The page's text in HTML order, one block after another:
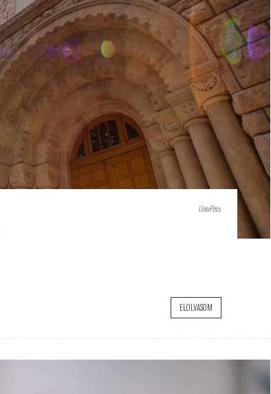
UnivPécs
ELOLVASOM